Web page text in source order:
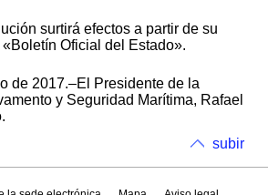
surtirá efectos a partir de su
Oficial del Estado».
de 2017.–El Presidente de la
y Seguridad Marítima, Rafael
subir